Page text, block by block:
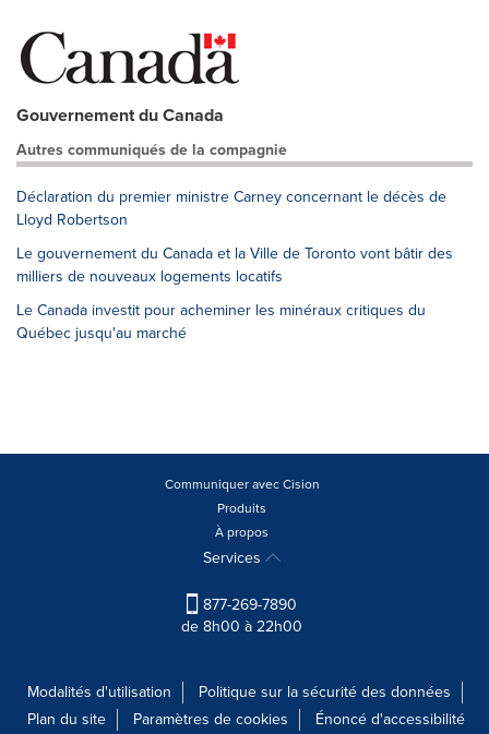
Gouvernement du Canada
Autres communiqués de la compagnie
Déclaration du premier ministre Carney concernant le décès de
Lloyd Robertson
Le gouvernement du Canada et la Ville de Toronto vont bâtir des
milliers de nouveaux logements locatifs
Le Canada investit pour acheminer les minéraux critiques du
Québec jusqu'au marché
Communiquer avec Cision
Produits
À propos
Services
877-269-7890
de 8h00 à 22h00
Modalités d'utilisation
Politique sur la sécurité des données
Plan du site
Paramètres de cookies Énoncé d'accessibilité